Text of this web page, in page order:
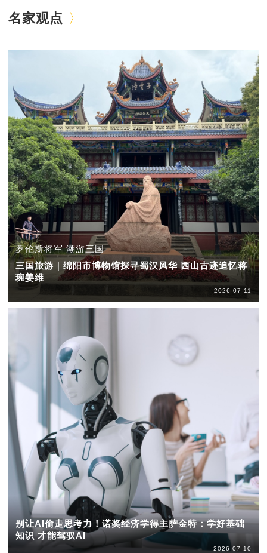
名家观点
罗伦斯将军 潮游三国
三国旅游｜绵阳市博物馆探寻蜀汉风华 西山古迹追忆蒋
琬姜维
2026-07-11
别让AI偷走思考力！诺奖经济学得主萨金特：学好基础
知识 才能驾驭AI
2026-07-10